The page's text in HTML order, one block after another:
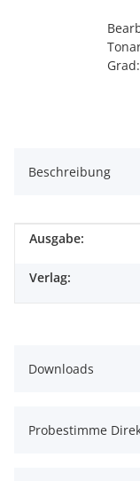
Beschreibung
Wert
Ausgabe:
Verlag:
Downloads
Probestimme